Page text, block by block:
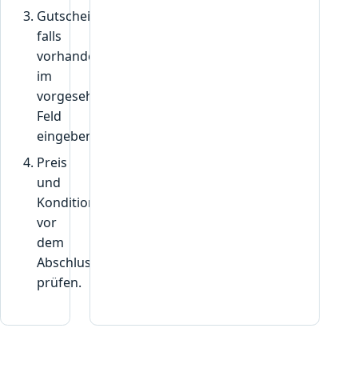
Gutscheincode,
falls
vorhanden,
im
vorgesehenen
Feld
eingeben.
Preis
und
Konditionen
vor
dem
Abschluss
prüfen.